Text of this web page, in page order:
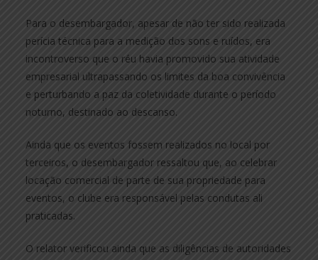
Para o desembargador, apesar de não ter sido realizada
perícia técnica para a medição dos sons e ruídos, era
incontroverso que o réu havia promovido sua atividade
empresarial ultrapassando os limites da boa convivência
e perturbando a paz da coletividade durante o período
noturno, destinado ao descanso.
Ainda que os eventos fossem realizados no local por
terceiros, o desembargador ressaltou que, ao celebrar
locação comercial de parte de sua propriedade para
eventos, o clube era responsável pelas condutas ali
praticadas.
O relator verificou ainda que as diligências de autoridades